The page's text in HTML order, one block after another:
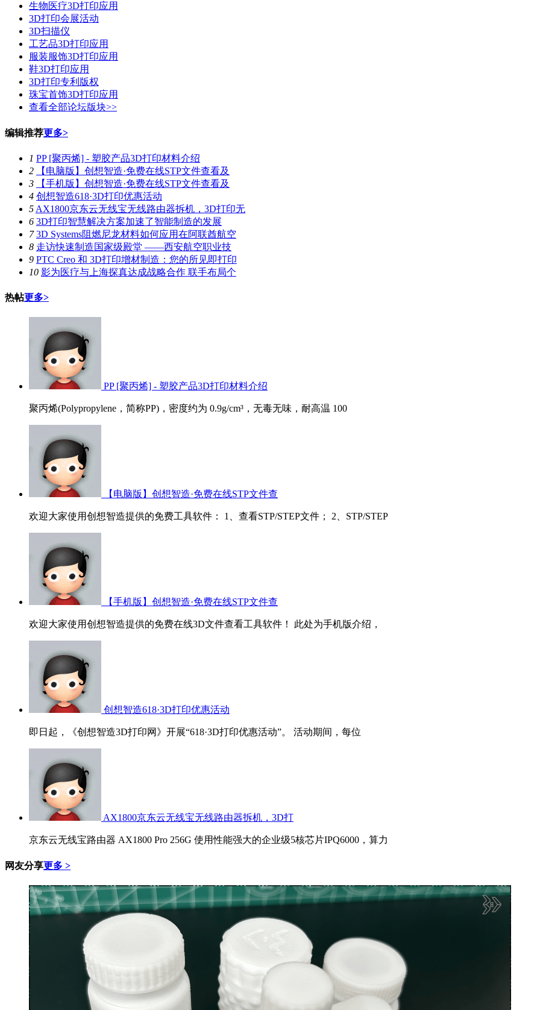
生物医疗3D打印应用
3D打印会展活动
3D扫描仪
工艺品3D打印应用
服装服饰3D打印应用
鞋3D打印应用
3D打印专利版权
珠宝首饰3D打印应用
查看全部论坛版块>>
编辑推荐更多>
1 PP [聚丙烯] - 塑胶产品3D打印材料介绍
2
【电脑版】创想智造·免费在线STP文件查看及
3
【手机版】创想智造·免费在线STP文件查看及
4 创想智造618·3D打印优惠活动
5 AX1800京东云无线宝无线路由器拆机，3D打印无
6 3D打印智慧解决方案加速了智能制造的发展
7 3D Systems阻燃尼龙材料如何应用在阿联酋航空
8 走访快速制造国家级殿堂 ——西安航空职业技
9 PTC Creo 和 3D打印增材制造：您的所见即打印
10 影为医疗与上海探真达成战略合作 联手布局个
热帖更多>
PP [聚丙烯] - 塑胶产品3D打印材料介绍
聚丙烯(Polypropylene，简称PP)，密度约为 0.9g/cm³，无毒无味，耐高温 100
【电脑版】创想智造·免费在线STP文件查
欢迎大家使用创想智造提供的免费工具软件： 1、查看STP/STEP文件； 2、STP/STEP
【手机版】创想智造·免费在线STP文件查
欢迎大家使用创想智造提供的免费在线3D文件查看工具软件！ 此处为手机版介绍，
创想智造618·3D打印优惠活动
即日起，《创想智造3D打印网》开展“618·3D打印优惠活动”。 活动期间，每位
AX1800京东云无线宝无线路由器拆机，3D打
京东云无线宝路由器 AX1800 Pro 256G 使用性能强大的企业级5核芯片IPQ6000，算力
网友分享更多 >